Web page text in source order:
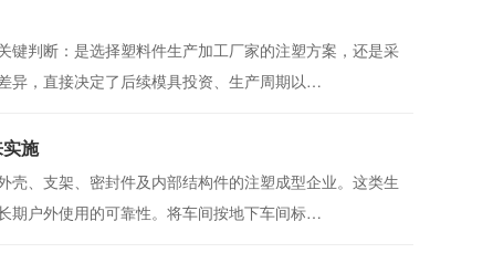
判断：是选择塑料件生产加工厂家的注塑方案，还是采
异，直接决定了后续模具投资、生产周期以…
施
、支架、密封件及内部结构件的注塑成型企业。这类生
期户外使用的可靠性。将车间按地下车间标…